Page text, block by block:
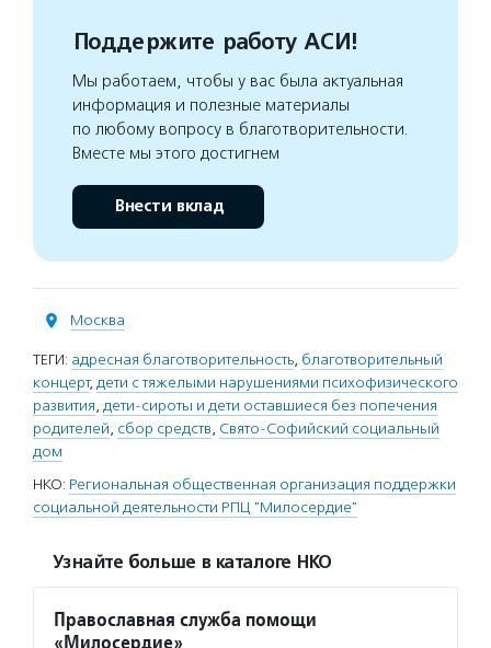
Поддержите работу АСИ!
Мы работаем, чтобы у вас была актуальная
информация и полезные материалы
по любому вопросу в благотворительности.
Вместе мы этого достигнем
Внести вклад
Москва
ТЕГИ: адресная благотворительность, благотворительный
концерт, дети с тяжелыми нарушениями психофизического
развития, дети-сироты и дети оставшиеся без попечения
родителей, сбор средств, Свято-Софийский социальный
дом
НКО: Региональная общественная организация поддержки
социальной деятельности РПЦ "Милосердие"
Узнайте больше в каталоге НКО
Православная служба помощи
«Милосердие»